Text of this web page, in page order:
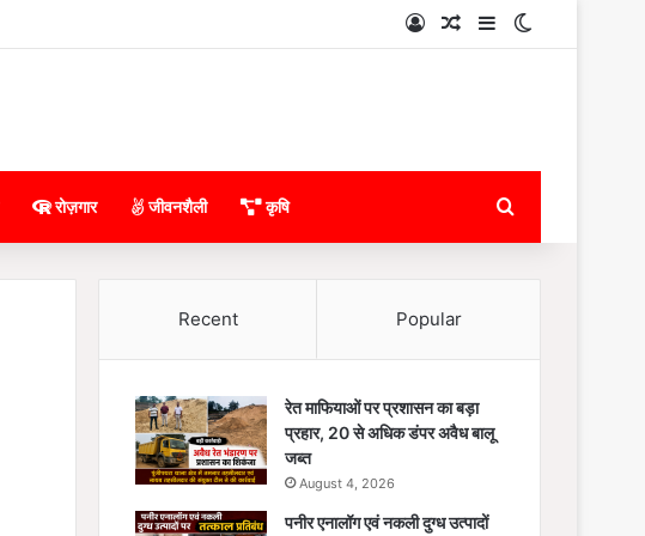
Log InRandom Article
Sidebar
रोज़गार जीवनशैली कृषि
Recent Popular
रेत माफियाओं पर प्रशासन का बड़ा
प्रहार, 20 से अधिक डंपर अवैध बालू
जब्त
August 4, 2026
पनीर एनालॉग एवं नकली दुग्ध उत्पादों